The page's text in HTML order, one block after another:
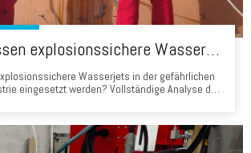
Warum müssen explosionssichere Wasserjets in der gefährlichen chemischen Industrie eingesetzt werden? Vollständige Analyse tragbarer Wasserstrahlschneidelösungen
Wasserjets in der gefährlichen
eingesetzt werden? Vollständige Analyse der
die Grundlage für jeden Betrieb. In der